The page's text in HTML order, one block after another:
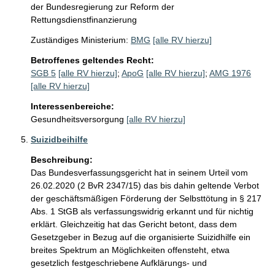
der Bundesregierung zur Reform der
Rettungsdienstfinanzierung
Zuständiges Ministerium: BMG [alle RV hierzu]
Betroffenes geltendes Recht:
SGB 5 [alle RV hierzu]; ApoG [alle RV hierzu]; AMG 1976
[alle RV hierzu]
Interessenbereiche:
Gesundheitsversorgung [alle RV hierzu]
Suizidbeihilfe
Beschreibung:
Das Bundesverfassungsgericht hat in seinem Urteil vom
26.02.2020 (2 BvR 2347/15) das bis dahin geltende Verbot
der geschäftsmäßigen Förderung der Selbsttötung in § 217
Abs. 1 StGB als verfassungswidrig erkannt und für nichtig
erklärt. Gleichzeitig hat das Gericht betont, dass dem
Gesetzgeber in Bezug auf die organisierte Suizidhilfe ein
breites Spektrum an Möglichkeiten offensteht, etwa
gesetzlich festgeschriebene Aufklärungs- und